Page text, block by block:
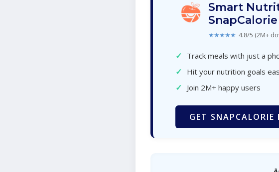
Smart
SnapCalorie
★★★★★ 4.8/5 (2M+
✓ Track meals with just a
✓ Hit your nutrition goals
✓ Join 2M+ happy users
GET SNAPCALORIE